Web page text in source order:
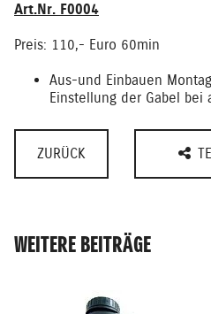
Art.Nr. F0004
Preis: 110,- Euro 60min
Aus-und Einbauen
Einstellung der Gabel bei
ZURÜCK
WEITERE BEITRÄGE